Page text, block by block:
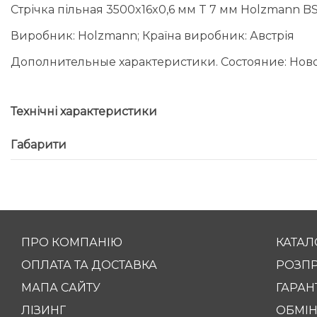
Стрічка пільная 3500x16x0,6 мм T 7 мм Holzmann
Виробник: Holzmann; Країна виробник: Австрія
Дополнительные характеристики. Состояние:
Технічні характеристики
Габарити
ПРО КОМПАНІЮ
ОПЛАТА ТА ДОСТАВКА
МАПА САЙТУ
ЛІЗИНГ